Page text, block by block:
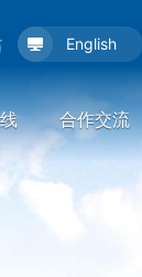
English
合作交流